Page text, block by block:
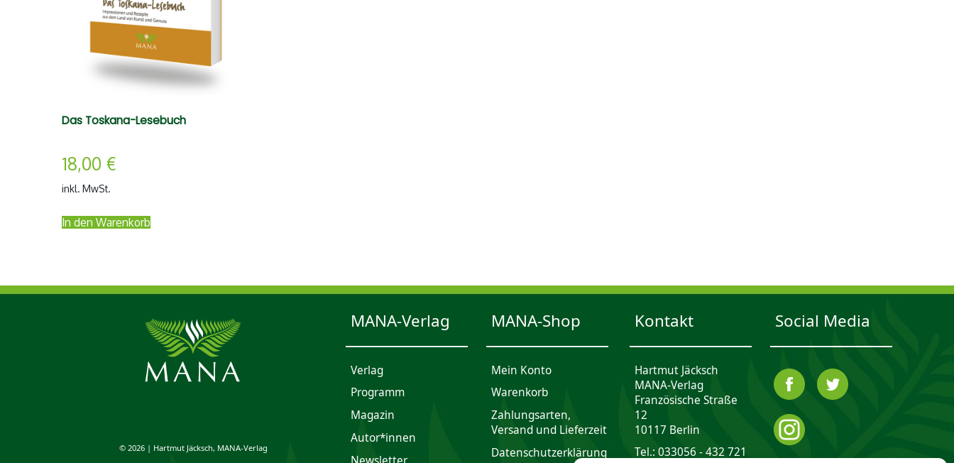
Das Toskana-Lesebuch
18,00 €
inkl. MwSt.
In den Warenkorb
© 2026 | Hartmut Jäcksch, MANA-Verlag
MANA-Verlag
Verlag
Programm
Magazin
Autor*innen
MANA-Shop
Mein Konto
Waren­korb
Zahlungsarten,
Versand und Lieferzeit
Daten­schutz­er­klärung
Kontakt
Hartmut Jäcksch
MANA-Verlag
Französische Straße
12
10117 Berlin
Tel.: 033056 - 432 721
Social Media